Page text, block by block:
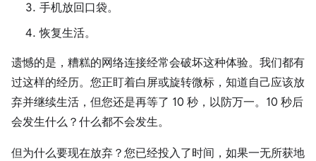
手机放回口袋。
恢复生活。
遗憾的是，糟糕的网络连接经常会破坏这种体验。我们都有
过这样的经历。您正盯着白屏或旋转微标，知道自己应该放
弃并继续生活，但您还是再等了 10 秒，以防万一。10 秒后
会发生什么？什么都不会发生。
但为什么要现在放弃？您已经投入了时间，如果一无所获地